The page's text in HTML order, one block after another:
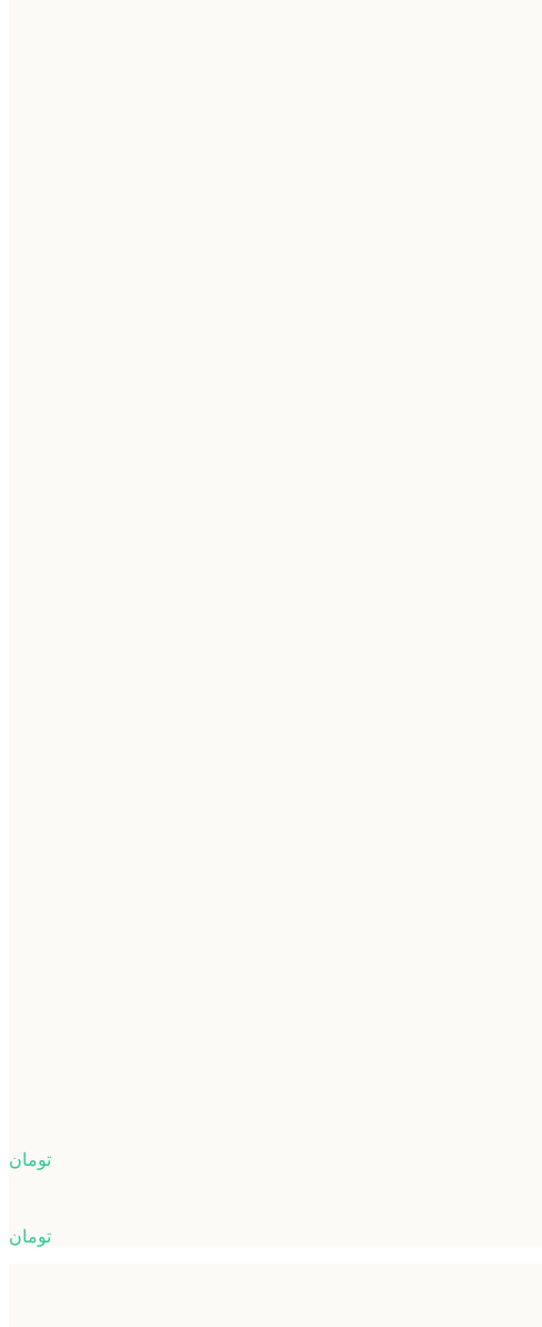
تومان
تومان